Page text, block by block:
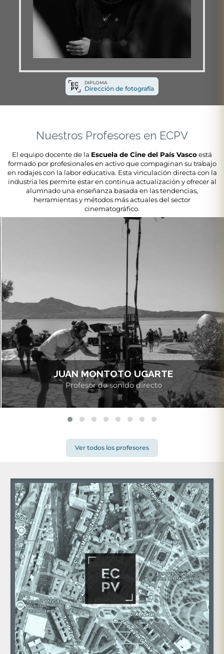
DIPLOMA
Dirección de fotografía
Nuestros Profesores en ECPV
El equipo docente de la Escuela de Cine del País Vascoestá
formado por profesionales en activo que compaginan su trabajo
en rodajes con la labor educativa. Esta vinculación directa con la
industria les permite estar en continua actualización y ofrecer al
alumnado una enseñanza basada en las tendencias,
herramientas y métodos más actuales del sector
cinematográfico.
JUAN MONTOTO UGARTE
Profesor de sonido directo
Ver todos los profesores